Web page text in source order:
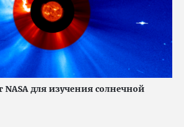
для изучения солнечной